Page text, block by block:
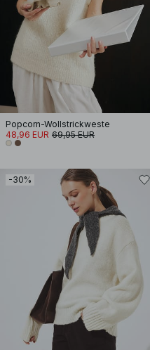
Popcorn-Wollstrickweste
48,96 EUR 69,95 EUR
-30%